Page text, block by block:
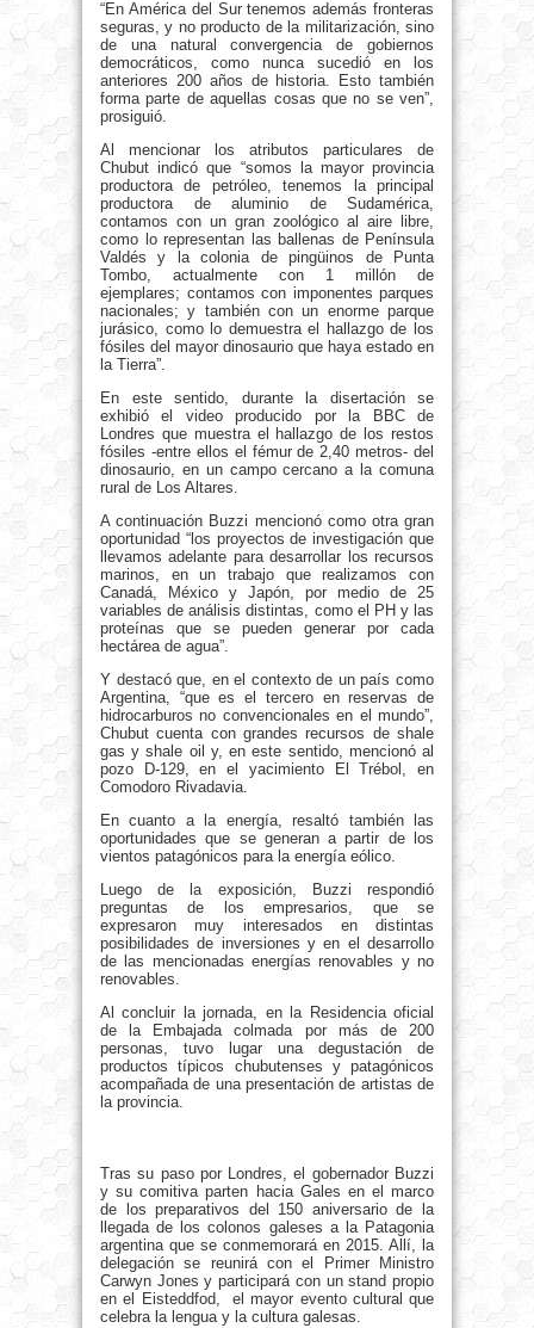
“En América del Sur tenemos además fronteras
seguras, y no producto de la militarización, sino
de una natural convergencia de gobiernos
democráticos, como nunca sucedió en los
anteriores 200 años de historia. Esto también
forma parte de aquellas cosas que no se ven”,
prosiguió.
Al mencionar los atributos particulares de
Chubut indicó que “somos la mayor provincia
productora de petróleo, tenemos la principal
productora de aluminio de Sudamérica,
contamos con un gran zoológico al aire libre,
como lo representan las ballenas de Península
Valdés y la colonia de pingüinos de Punta
Tombo, actualmente con 1 millón de
ejemplares; contamos con imponentes parques
nacionales; y también con un enorme parque
jurásico, como lo demuestra el hallazgo de los
fósiles del mayor dinosaurio que haya estado en
la Tierra”.
En este sentido, durante la disertación se
exhibió el video producido por la BBC de
Londres que muestra el hallazgo de los restos
fósiles -entre ellos el fémur de 2,40 metros- del
dinosaurio, en un campo cercano a la comuna
rural de Los Altares.
A continuación Buzzi mencionó como otra gran
oportunidad “los proyectos de investigación que
llevamos adelante para desarrollar los recursos
marinos, en un trabajo que realizamos con
Canadá, México y Japón, por medio de 25
variables de análisis distintas, como el PH y las
proteínas que se pueden generar por cada
hectárea de agua”.
Y destacó que, en el contexto de un país como
Argentina, “que es el tercero en reservas de
hidrocarburos no convencionales en el mundo”,
Chubut cuenta con grandes recursos de shale
gas y shale oil y, en este sentido, mencionó al
pozo D-129, en el yacimiento El Trébol, en
Comodoro Rivadavia.
En cuanto a la energía, resaltó también las
oportunidades que se generan a partir de los
vientos patagónicos para la energía eólico.
Luego de la exposición, Buzzi respondió
preguntas de los empresarios, que se
expresaron muy interesados en distintas
posibilidades de inversiones y en el desarrollo
de las mencionadas energías renovables y no
renovables.
Al concluir la jornada, en la Residencia oficial
de la Embajada colmada por más de 200
personas, tuvo lugar una degustación de
productos típicos chubutenses y patagónicos
acompañada de una presentación de artistas de
la provincia.
Tras su paso por Londres, el gobernador Buzzi
y su comitiva parten hacia Gales en el marco
de los preparativos del 150 aniversario de la
llegada de los colonos galeses a la Patagonia
argentina que se conmemorará en 2015. Allí, la
delegación se reunirá con el Primer Ministro
Carwyn Jones y participará con un stand propio
en el Eisteddfod, el mayor evento cultural que
celebra la lengua y la cultura galesas.